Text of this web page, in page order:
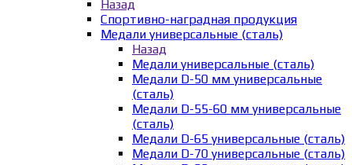
Назад
Спортивно-наградная продукция
Медали универсальные (сталь)
Назад
Медали универсальные (сталь)
Медали D-50 мм универсальные
(сталь)
Медали D-55-60 мм универсальные
(сталь)
Медали D-65 универсальные (сталь)
Медали D-70 универсальные (сталь)